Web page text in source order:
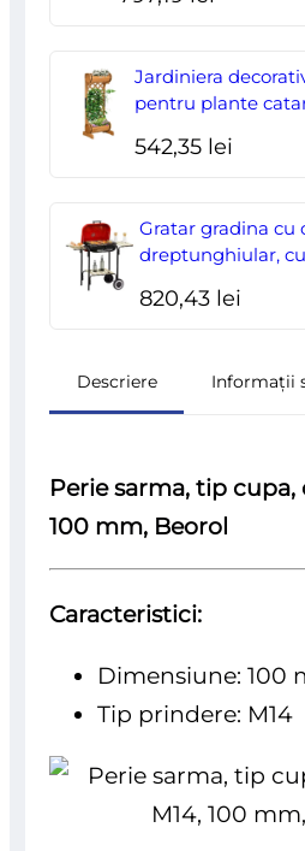
Jardiniera
pentru plante
542,35 lei
Gratar gradina cu
dreptunghiular,
820,43 lei
Descriere Informații
Perie sarma, tip cupa,
100 mm, Beorol
Caracteristici:
Dimensiune: 100
Tip prindere: M14